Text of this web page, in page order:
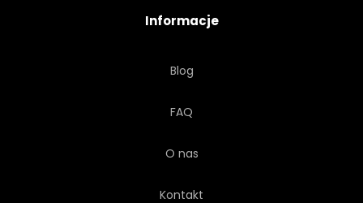
Informacje
Blog
FAQ
O nas
Kontakt